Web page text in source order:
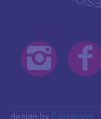
design by Cantaloop